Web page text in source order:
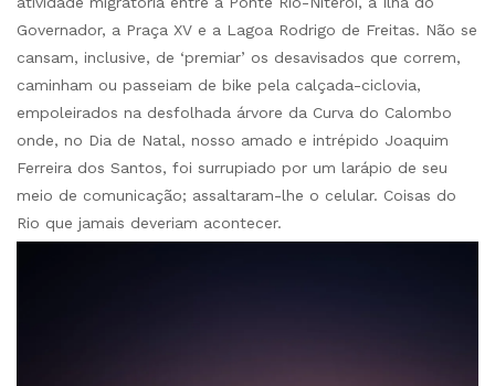
Governador, a Praça XV e a Lagoa Rodrigo de Freitas. Não se
cansam, inclusive, de ‘premiar’ os desavisados que correm,
caminham ou passeiam de bike pela calçada-ciclovia,
empoleirados na desfolhada árvore da Curva do Calombo
onde, no Dia de Natal, nosso amado e intrépido Joaquim
Ferreira dos Santos, foi surrupiado por um larápio de seu
meio de comunicação; assaltaram-lhe o celular. Coisas do
Rio que jamais deveriam acontecer.